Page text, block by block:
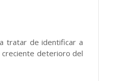
tratar de identificar a
deterioro del